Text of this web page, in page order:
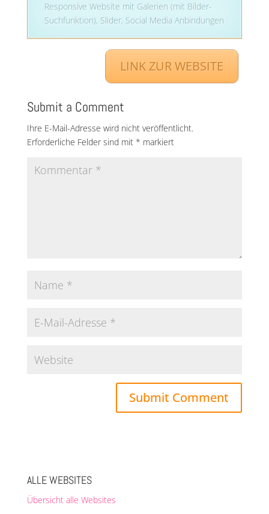
Responsive Website mit Galerien (mit Bilder-
Suchfunktion), Slider, Social Media Anbindungen
LINK ZUR WEBSITE
Submit a Comment
Ihre E-Mail-Adresse wird nicht veröffentlicht.
Erforderliche Felder sind mit * markiert
ALLE WEBSITES
Übersicht alle Websites